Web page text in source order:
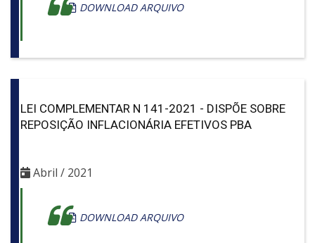
DOWNLOAD ARQUIVO
LEI COMPLEMENTAR N 141-2021 - DISPÕE SOBRE
REPOSIÇÃO INFLACIONÁRIA EFETIVOS PBA
Abril / 2021
DOWNLOAD ARQUIVO